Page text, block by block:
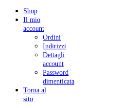
Shop
Il mio
account
Ordini
Indirizzi
Dettagli
account
Password
dimenticata
Torna al
sito